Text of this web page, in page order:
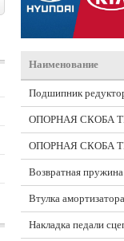
Наименование
Подшипник
ОПОРНАЯ СКОБА
ОПОРНАЯ СКОБА
Возвратная
Втулка
Накладка педали